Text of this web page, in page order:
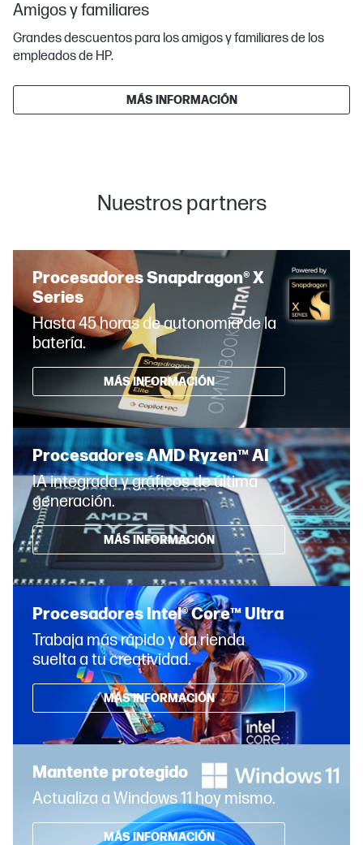
Amigos y familiares
Grandes descuentos para los amigos y familiares de los
empleados de HP.
MÁS INFORMACIÓN
Nuestros partners
Procesadores Snapdragon® X
Series
Hasta 45 horas de autonomía de la
batería.
MÁS INFORMACIÓN
Procesadores AMD Ryzen™ AI
IA integrada y gráficos de última
generación.
MÁS INFORMACIÓN
Procesadores Intel® Core™ Ultra
Trabaja más rápido y da rienda
suelta a tu creatividad.
MÁS INFORMACIÓN
Mantente protegido
Actualiza a Windows 11 hoy mismo.
MÁS INFORMACIÓN